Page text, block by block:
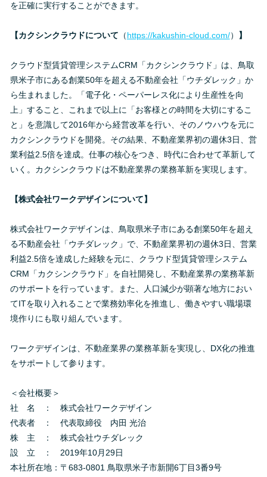
を正確に実行することができます。
【カクシンクラウドについて （https://kakushin-cloud.com/） 】
クラウド型賃貸管理システムCRM「カクシンクラウド」は、鳥取
県米子市にある創業50年を超える不動産会社「ウチダレック」か
ら生まれました。「電子化・ペーパーレス化により生産性を向
上」すること、これまで以上に「お客様との時間を大切にするこ
と」を意識して2016年から経営改革を行い、そのノウハウを元に
カクシンクラウドを開発。その結果、不動産業界初の週休3日、営
業利益2.5倍を達成。仕事の核心をつき、時代に合わせて革新して
いく。カクシンクラウドは不動産業界の業務革新を実現します。
【株式会社ワークデザインについて】
株式会社ワークデザインは、鳥取県米子市にある創業50年を超え
る不動産会社「ウチダレック」で、不動産業界初の週休3日、営業
利益2.5倍を達成した経験を元に、クラウド型賃貸管理システム
CRM「カクシンクラウド」を自社開発し、不動産業界の業務革新
のサポートを行っています。また、人口減少が顕著な地方におい
てITを取り入れることで業務効率化を推進し、働きやすい職場環
境作りにも取り組んでいます。
ワークデザインは、不動産業界の業務革新を実現し、DX化の推進
をサポートして参ります。
＜会社概要＞
社 名 ： 株式会社ワークデザイン
代表者 ： 代表取締役 内田 光治
株 主 ： 株式会社ウチダレック
設 立 ： 2019年10月29日
本社所在地：〒683-0801 鳥取県米子市新開6丁目3番9号